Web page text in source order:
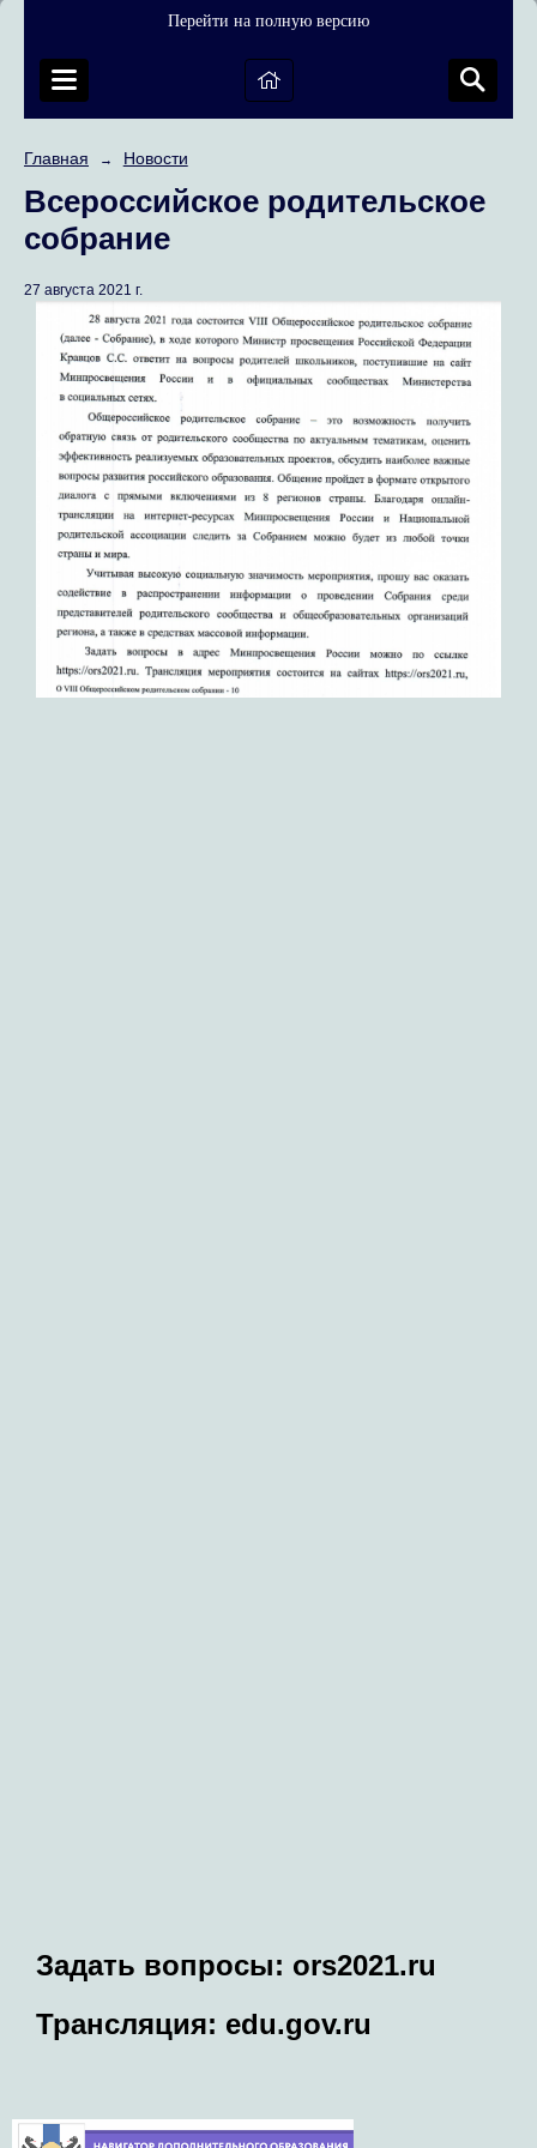
Перейти на полную версию
Главная → Новости
Всероссийское родительское
собрание
27 августа 2021 г.
Задать вопросы: ors2021.ru
Трансляция: edu.gov.ru